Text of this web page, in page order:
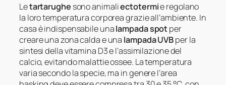
Letartarughe sono animaliectotermie regolano
la loro temperatura corporea grazie all’ambiente. In
casa è indispensabile unalampada spotper
creare una zona calda e una lampada UVBper la
sintesi della vitamina D3 e l’assimilazione del
calcio, evitando malattie ossee. La temperatura
varia secondo la specie, ma in genere l’area